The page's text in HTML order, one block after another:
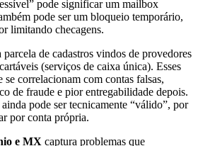
pode significar um mailbox
pode ser um bloqueio temporário,
limitando checagens.
parcela de cadastros vindos de provedores
(serviços de caixa única). Esses
se correlacionam com contas falsas,
de fraude e pior entregabilidade depois.
pode ser tecnicamente “válido”, por
por conta própria.
e MX captura problemas que